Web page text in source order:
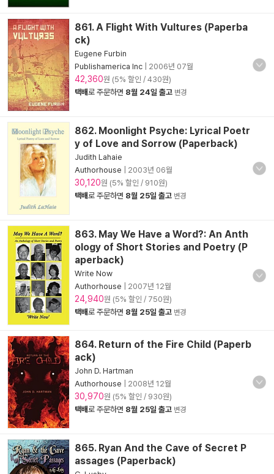
861. A Flight With Vultures (Paperba
ck)
Eugene Furbin
Publishamerica Inc
2006년 07월
42,360원 (5% 할인 / 430원)
택배로 주문하면 8월 24일 출고 변경
862. Moonlight Psyche: Lyrical Poetr
y of Love and Sorrow (Paperback)
Judith Lahaie
Authorhouse
2003년 06월
30,120원 (5% 할인 / 910원)
택배로 주문하면 8월 25일 출고 변경
863. May We Have a Word?: An Anth
ology of Short Stories and Poetry (P
aperback)
Write Now
Authorhouse
2007년 12월
24,940원 (5% 할인 / 750원)
택배로 주문하면 8월 25일 출고 변경
864. Return of the Fire Child (Paperb
ack)
John D. Hartman
Authorhouse
2008년 12월
30,970원 (5% 할인 / 930원)
택배로 주문하면 8월 25일 출고 변경
865. Ryan And the Cave of Secret P
assages (Paperback)